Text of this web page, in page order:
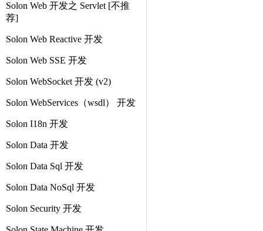
Solon Web 开发之 Servlet [不推
荐]
Solon Web Reactive 开发
Solon Web SSE 开发
Solon WebSocket 开发 (v2)
Solon WebServices（wsdl） 开发
Solon I18n 开发
Solon Data 开发
Solon Data Sql 开发
Solon Data NoSql 开发
Solon Security 开发